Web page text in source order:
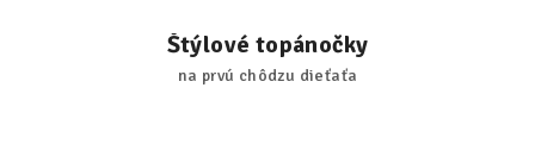
Štýlové topánočky
na prvú chôdzu dieťaťa